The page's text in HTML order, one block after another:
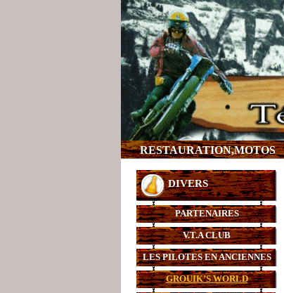
RESTAURATION,MOTOS
DIVERS
PARTENAIRES
V.T.A CLUB
LES PILOTES EN ANCIENNES
GROUIK’S WORLD